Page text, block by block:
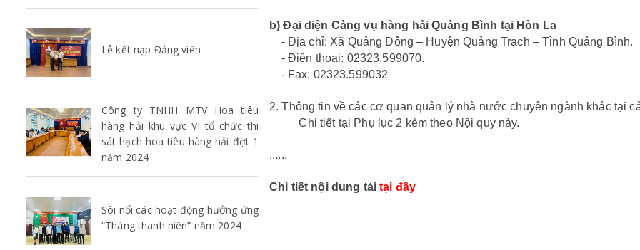
Lễ kết nạp Đảng viên
Công ty TNHH MTV Hoa tiêu
hàng hải khu vực VI tổ chức thi
sát hạch hoa tiêu hàng hải đợt 1
năm 2024
Sôi nổi các hoạt động hưởng ứng
“Tháng thanh niên” năm 2024
b) Đại diện Cảng vụ hàng hải Quảng Bình tại Hòn La
- Địa chỉ: Xã Quảng Đông – Huyện Quảng Trạch – Tỉnh Quảng Bình.
- Điện thoại: 02323.599070.
- Fax: 02323.599032
2. Thông tin về các cơ quan quản lý nhà nước chuyên ngành khác tại
Chi tiết tại Phụ lục 2 kèm theo Nội quy này.
......
Chi tiết nội dung tảitại đây